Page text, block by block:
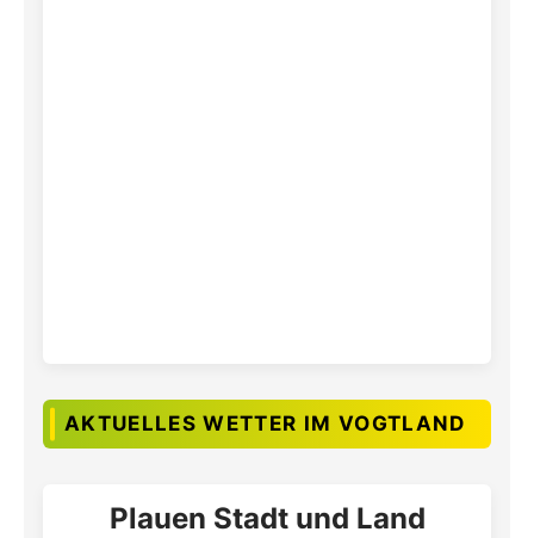
AKTUELLES WETTER IM VOGTLAND
Plauen Stadt und Land